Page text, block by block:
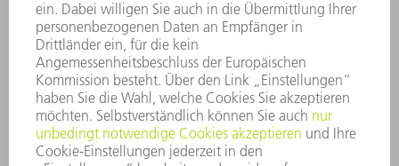
HINWEISGEBERSYSTEM
SECURITY
PRESSEMITTEILUNGEN
MAGAZINE
LIEFERANTEN
NACHHALTIGKEIT
UMWELT & KLIMA
SOZIALES & GESELLSCHAFT
UNTERNEHMENSFÜHRUNG